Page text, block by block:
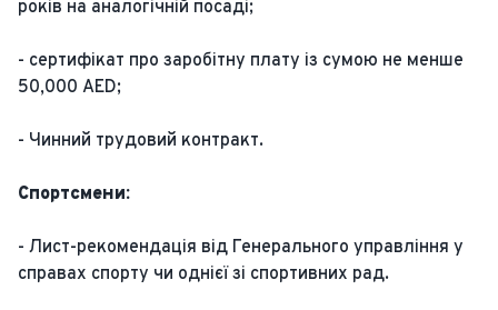
років на аналогічній посаді;
- сертифікат про заробітну плату із сумою не менше
50,000 AED;
- Чинний трудовий контракт.
Спортсмени:
- Лист-рекомендація від Генерального управління у
справах спорту чи однієї зі спортивних рад.